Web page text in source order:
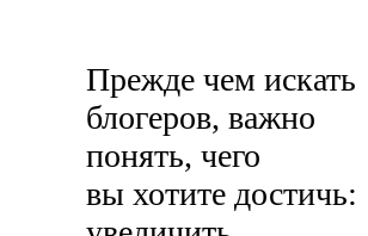
Прежде чем искать
блогеров, важно
понять, чего
вы хотите достичь: